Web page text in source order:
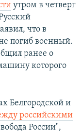
утром в четверг
что в
погиб военный.
ранее о
которого
Белгородской и
российскими
России",